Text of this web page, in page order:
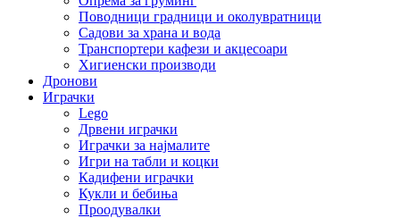
Поводници градници и околувратници
Садови за храна и вода
Транспортери кафези и акцесоари
Хигиенски производи
Дронови
Играчки
Lego
Дрвени играчки
Играчки за најмалите
Игри на табли и коцки
Кадифени играчки
Кукли и бебиња
Проодувалки